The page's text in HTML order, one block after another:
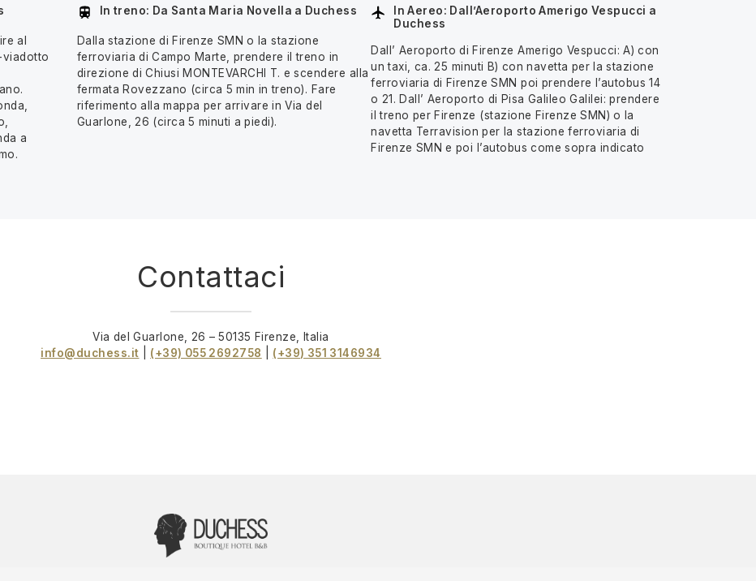
al
viadotto
a
In treno: Da Santa Maria Novella a Duchess
Dalla stazione di Firenze SMN o la stazione
ferroviaria di Campo Marte, prendere il treno in
direzione di Chiusi MONTEVARCHI T. e scendere alla
fermata Rovezzano (circa 5 min in treno). Fare
riferimento alla mappa per arrivare in Via del
Guarlone, 26 (circa 5 minuti a piedi).
In Aereo: Dall’Aeroporto Amerigo Vespucci a
Duchess
Dall’ Aeroporto di Firenze Amerigo Vespucci: A) con
un taxi, ca. 25 minuti B) con navetta per la stazione
ferroviaria di Firenze SMN poi prendere l’autobus 14
o 21. Dall’ Aeroporto di Pisa Galileo Galilei: prendere
il treno per Firenze (stazione Firenze SMN) o la
navetta Terravision per la stazione ferroviaria di
Firenze SMN e poi l’autobus come sopra indicato
Contattaci
Via del Guarlone, 26 – 50135 Firenze, Italia
info@duchess.it
(+39) 055 2692758 (+39) 351 3146934